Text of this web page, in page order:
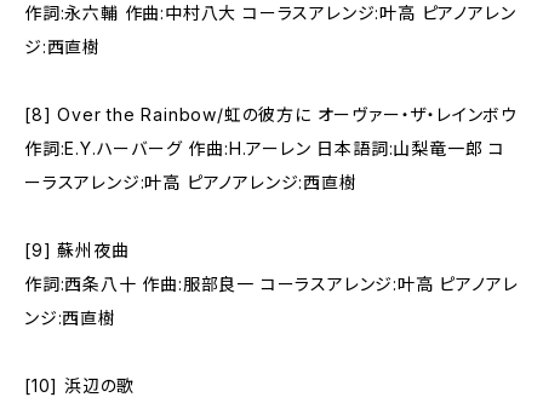
作詞:永六輔 作曲:中村八大 コーラスアレンジ:叶高 ピアノアレン
ジ:西直樹
[8] Over the Rainbow/虹の彼方に オーヴァー・ザ・レインボウ
作詞:E.Y.ハーバーグ 作曲:H.アーレン 日本語詞:山梨竜一郎 コ
ーラスアレンジ:叶高 ピアノアレンジ:西直樹
[9] 蘇州夜曲
作詞:西条八十 作曲:服部良一 コーラスアレンジ:叶高 ピアノアレ
ンジ:西直樹
[10] 浜辺の歌